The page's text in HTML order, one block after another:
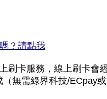
？請點我
刷卡服務，線上刷卡會
無需綠界科技/ECpay或